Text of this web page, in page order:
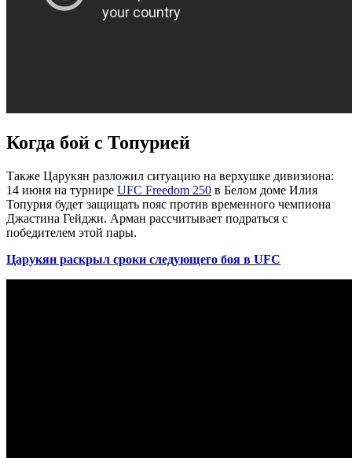
Когда бой с Топурией
Также Царукян разложил ситуацию на верхушке дивизиона:
14 июня на турнире UFC Freedom 250 в Белом доме Илия
Топурия будет защищать пояс против временного чемпиона
Джастина Гейджи. Арман рассчитывает подраться с
победителем этой пары.
Царукян раскрыл сроки следующего боя в UFC